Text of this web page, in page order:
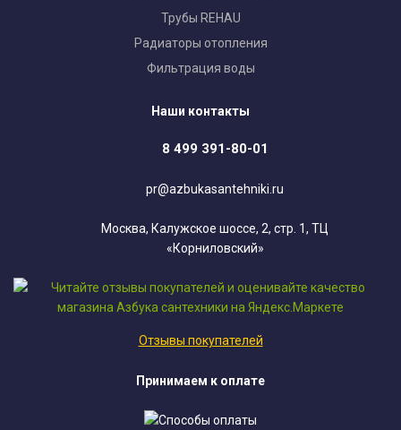
Трубы REHAU
Радиаторы отопления
Фильтрация воды
Наши контакты
8 499 391-80-01
pr@azbukasantehniki.ru
Москва, Калужское шоссе, 2, стр. 1, ТЦ
«Корниловский»
Отзывы покупателей
Принимаем к оплате